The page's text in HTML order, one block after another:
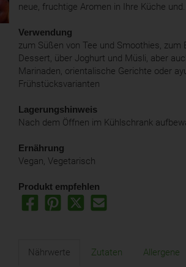
neue, fruchtige Aromen in Ihre Küche
Verwendung
zum Süßen von Tee und Smoothies, zum
Dessert, über Joghurt und Müsli, aber
Marinaden, orientalische Gerichte oder
Frühstücksvarianten
Lagerungshinweis
Nach dem Öffnen im Kühlschrank
Ernährung
Vegan, Vegetarisch
Produkt empfehlen
Nährwerte Zutaten Allergene